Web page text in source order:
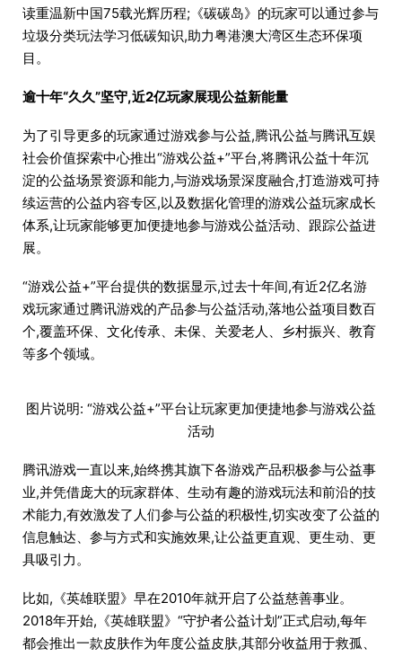
读重温新中国75载光辉历程;《碳碳岛》的玩家可以通过参与
垃圾分类玩法学习低碳知识,助力粤港澳大湾区生态环保项
目。
逾十年“久久”坚守,近2亿玩家展现公益新能量
为了引导更多的玩家通过游戏参与公益,腾讯公益与腾讯互娱
社会价值探索中心推出“游戏公益+”平台,将腾讯公益十年沉
淀的公益场景资源和能力,与游戏场景深度融合,打造游戏可持
续运营的公益内容专区,以及数据化管理的游戏公益玩家成长
体系,让玩家能够更加便捷地参与游戏公益活动、跟踪公益进
展。
“游戏公益+”平台提供的数据显示,过去十年间,有近2亿名游
戏玩家通过腾讯游戏的产品参与公益活动,落地公益项目数百
个,覆盖环保、文化传承、未保、关爱老人、乡村振兴、教育
等多个领域。
图片说明: “游戏公益+”平台让玩家更加便捷地参与游戏公益
活动
腾讯游戏一直以来,始终携其旗下各游戏产品积极参与公益事
业,并凭借庞大的玩家群体、生动有趣的游戏玩法和前沿的技
术能力,有效激发了人们参与公益的积极性,切实改变了公益的
信息触达、参与方式和实施效果,让公益更直观、更生动、更
具吸引力。
比如,《英雄联盟》早在2010年就开启了公益慈善事业。
2018年开始,《英雄联盟》“守护者公益计划”正式启动,每年
都会推出一款皮肤作为年度公益皮肤,其部分收益用于救孤、